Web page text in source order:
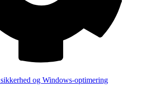
og Windows-optimering